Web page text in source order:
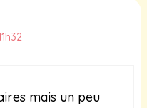
mais un peu